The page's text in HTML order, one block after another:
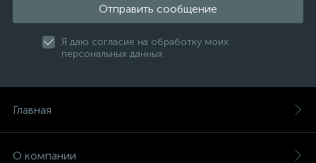
Отправить сообщение
Я даю согласие на обработку моих
персональных данных
Главная
О компании